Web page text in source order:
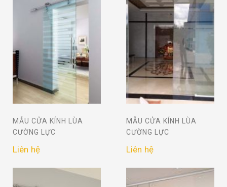
MẪU CỬA KÍNH LÙA
CƯỜNG LỰC
Liên hệ
MẪU CỬA KÍNH LÙA
CƯỜNG LỰC
Liên hệ